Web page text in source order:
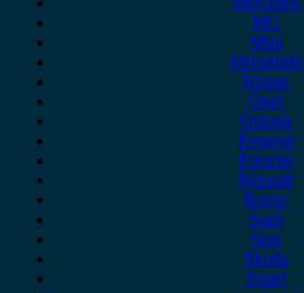
MG
Mini
Mitsubishi
Nissan
Opel
Omoda
Peugeot
Porsche
Renault
Rover
Saab
Seat
Skoda
Smart